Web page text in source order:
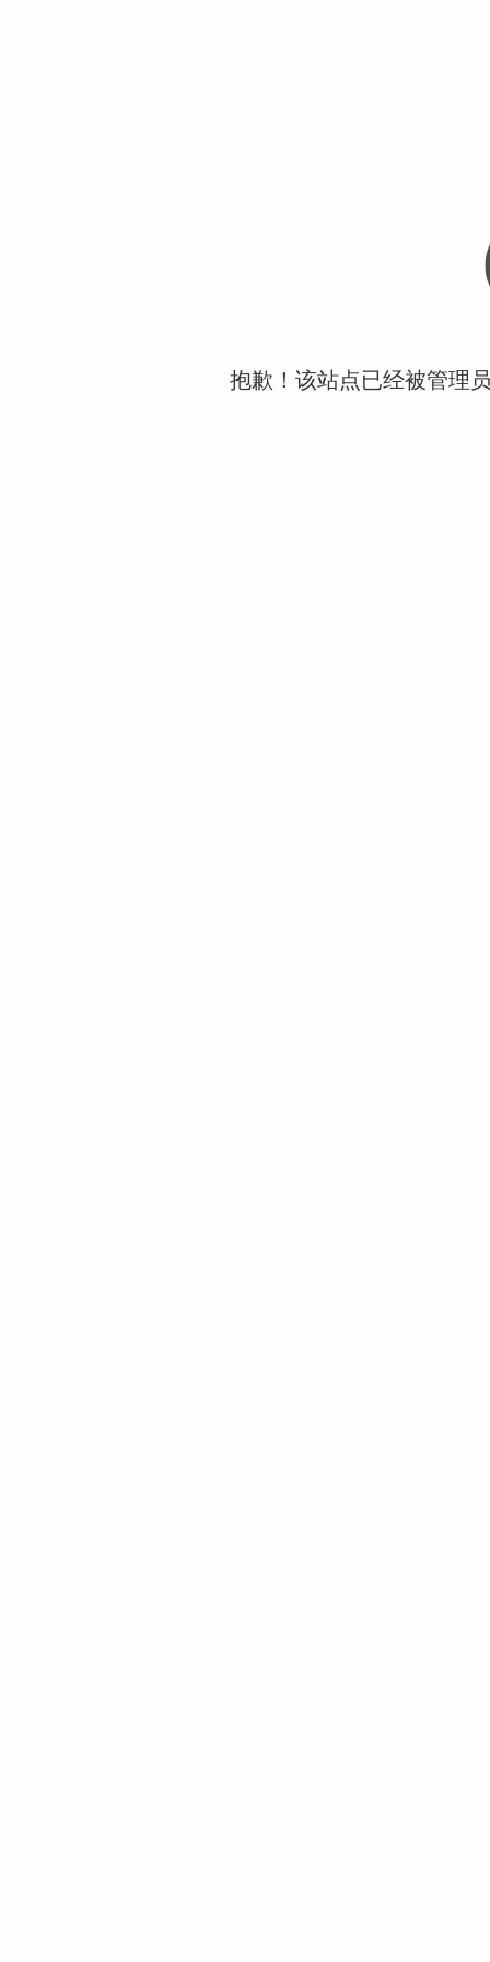
抱歉！该站点已经被管理